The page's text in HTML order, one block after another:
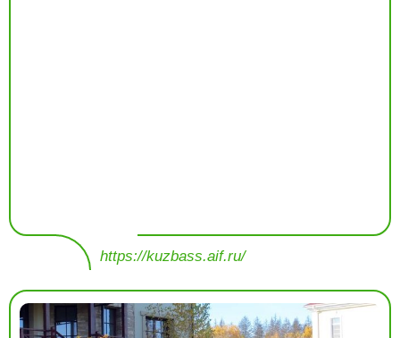
https://kuzbass.aif.ru/